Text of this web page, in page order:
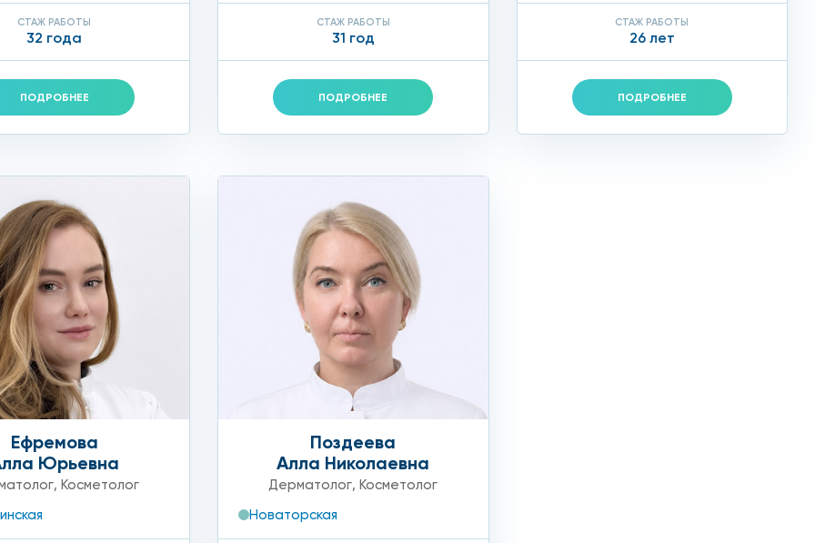
лечащим врачом.
спектр профессиональных косметологических процедур, которые избавят вас от различных
ведущие косметологи скорректируют имеющиеся недостатки внешности безопасно и без лишних денежных
биоревитализации Revi вы можете по телефону сети клиник «Столица»: 8(495)604-10-10.
СТАЖ РАБОТЫ
32 года
ПОДРОБНЕЕ
СТАЖ РАБОТЫ
31 год
ПОДРОБНЕЕ
СТАЖ РАБОТЫ
26 лет
ПОДРОБНЕЕ
Ефремова
Юрьевна
, Косметолог
Поздеева
Алла Николаевна
Дерматолог,Косметолог
Новаторская